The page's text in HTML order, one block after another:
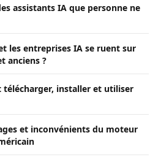
assistants IA que personne ne
les entreprises IA se ruent sur
anciens ?
télécharger, installer et utiliser
et inconvénients du moteur